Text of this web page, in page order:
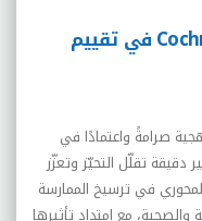
كيفية استخدام منهجية Cochrane في تقييم
صرامةً واعتمادًا في
دقيقة تقلّل التحيّز وتعزّز
في ترسيخ الممارسة
مع امتداد تأثيرها